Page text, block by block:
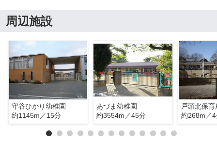
周辺施設
守谷ひかり幼稚園
約1145m／15分
あづま幼稚園
約3554m／45分
戸頭北保育
約268m／